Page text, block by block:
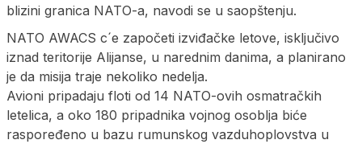
blizini granica NATO-a, navodi se u saopštenju.
NATO AWACS c´e započeti izviđačke letove, isključivo
iznad teritorije Alijanse, u narednim danima, a planirano
je da misija traje nekoliko nedelja.
Avioni pripadaju floti od 14 NATO-ovih osmatračkih
letelica, a oko 180 pripadnika vojnog osoblja biće
raspoređeno u bazu rumunskog vazduhoplovstva u